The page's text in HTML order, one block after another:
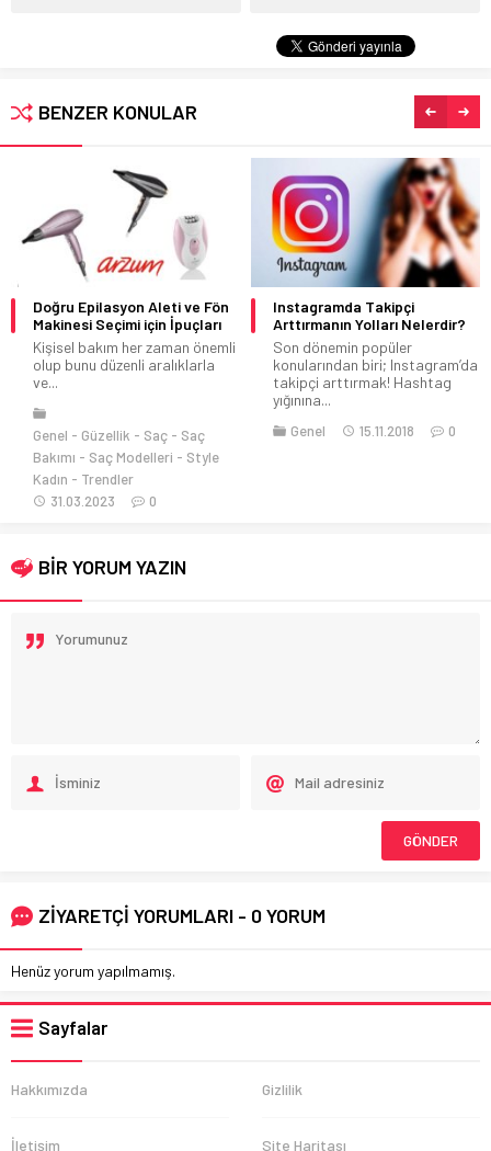
BENZER KONULAR
Doğru Epilasyon Aleti ve Fön
Makinesi Seçimi için İpuçları
Kişisel bakım her zaman önemli
olup bunu düzenli aralıklarla
ve...
Genel Güzellik Saç
Saç
Bakımı
Saç Modelleri
Style
Kadın
Trendler
31.03.2023
0
Instagramda Takipçi
Arttırmanın Yolları Nelerdir?
Son dönemin popüler
konularından biri; Instagram’da
takipçi arttırmak! Hashtag
yığınına...
Genel 15.11.2018 0
BİR YORUM YAZIN
ZİYARETÇİ YORUMLARI - 0 YORUM
Henüz yorum yapılmamış.
Sayfalar
Hakkımızda Gizlilik
İletişim Site Haritası